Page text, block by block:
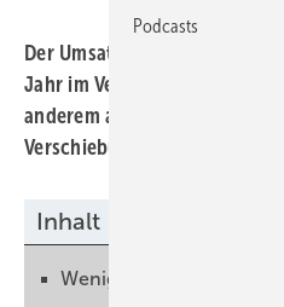
Der Umsatz der
Jahr im Vergleich zu 2023
anderem an rückläufigen
Verschiebung des Marktes.
Inhalt
Weniger Heimspeicher
Podcasts